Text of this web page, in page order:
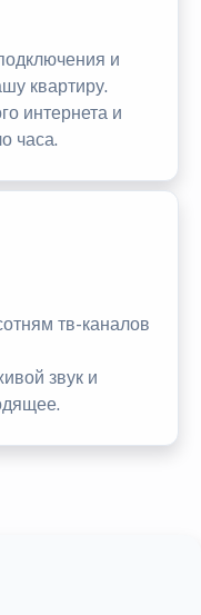
и
квартиру.
интернета и
часа.
тв-каналов
звук и